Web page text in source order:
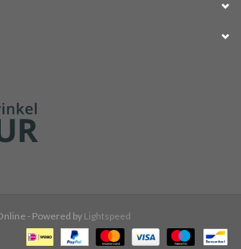
- Powered by Lightspeed